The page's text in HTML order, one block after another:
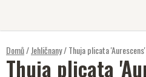
Domů/Jehličnany/Thuja plicata 'Aurescens'
Thuja plicata